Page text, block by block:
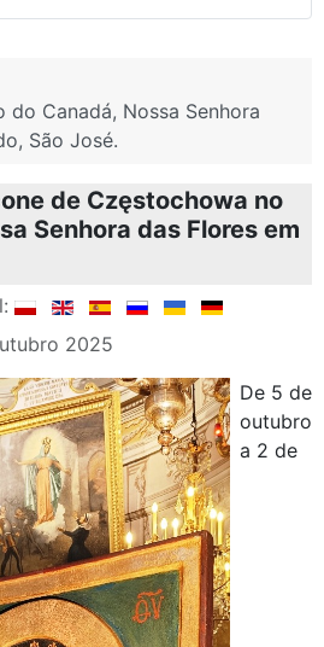
do Canadá, Nossa Senhora
São José.
de Częstochowa no
Senhora das Flores em
2025
De 5 de
outubro
a 2 de